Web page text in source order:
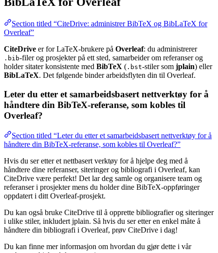
Section titled “CiteDrive: administrer BibTeX og BibLaTeX for
Overleaf”
CiteDrive er for LaTeX-brukere på Overleaf: du administrerer
.bib-filer og prosjekter på ett sted, samarbeider om referanser og
holder sitater konsistente med BibTeX ( .bst-stiler som jplain) eller
BibLaTeX. Det følgende binder arbeidsflyten din til Overleaf.
Leter du etter et samarbeidsbasert nettverktøy for å
håndtere din BibTeX-referanse, som kobles til
Overleaf?
Section titled “Leter du etter et samarbeidsbasert nettverktøy for å
håndtere din BibTeX-referanse, som kobles til Overleaf?”
Hvis du ser etter et nettbasert verktøy for å hjelpe deg med å
håndtere dine referanser, siteringer og bibliografi i Overleaf, kan
CiteDrive være perfekt! Det lar deg samle og organisere team og
referanser i prosjekter mens du holder dine BibTeX-oppføringer
oppdatert i ditt Overleaf-prosjekt.
Du kan også bruke CiteDrive til å opprette bibliografier og siteringer
i ulike stiler, inkludert jplain. Så hvis du ser etter en enkel måte å
håndtere din bibliografi i Overleaf, prøv CiteDrive i dag!
Du kan finne mer informasjon om hvordan du gjør dette i vår